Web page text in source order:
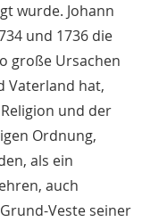
wurde. Johann
und 1736 die
große Ursachen
Vaterland hat,
und der
Ordnung,
als ein
auch
Veste seiner